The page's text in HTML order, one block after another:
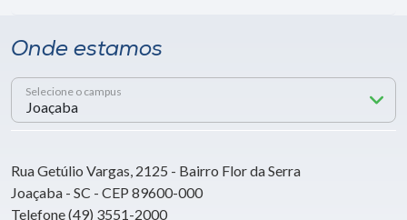
Onde estamos
Selecione o campus
Rua Getúlio Vargas, 2125 - Bairro Flor da Serra
Joaçaba - SC - CEP 89600-000
Telefone (49) 3551-2000